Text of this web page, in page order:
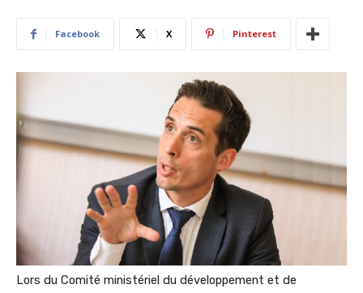
Facebook X Pinterest
Lors du Comité ministériel du développement et de